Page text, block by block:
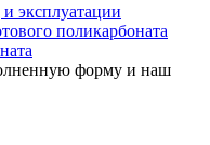
эксплуатации
поликарбоната
форму и наш